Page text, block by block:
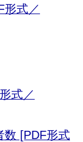
形式／
式／
数 [PDF形式